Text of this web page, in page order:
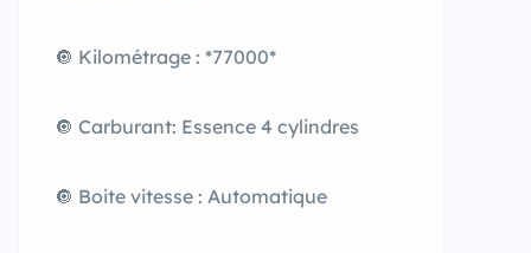
🔘 Kilométrage : *77000*
🔘 Carburant: Essence 4 cylindres
🔘 Boite vitesse : Automatique